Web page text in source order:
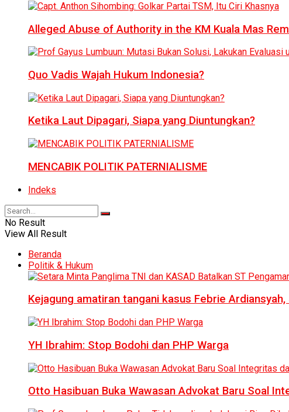
Alleged Abuse of Authority in the KM Kuala Mas
Quo Vadis Wajah Hukum Indonesia?
Ketika Laut Dipagari, Siapa yang Diuntungkan?
MENCABIK POLITIK PATERNIALISME
Indeks
No Result
View All Result
Beranda
Politik & Hukum
Kejagung amatiran tangani kasus Febrie
YH Ibrahim: Stop Bodohi dan PHP Warga
Otto Hasibuan Buka Wawasan Advokat Baru Soal